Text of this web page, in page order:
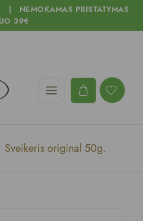
| NEMOKAMAS PRISTATYMAS
39€
Sveikeris original 50g.